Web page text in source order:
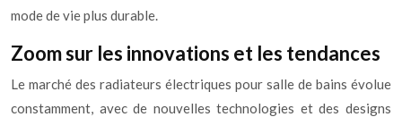
mode de vie plus durable.
Zoom sur les innovations et les tendances
Le marché des radiateurs électriques pour salle de bains évolue
constamment, avec de nouvelles technologies et des designs